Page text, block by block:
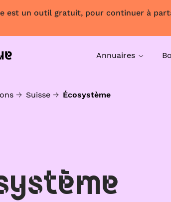
est un outil gratuit, pour continuer à
Annuaires
Suisse Écosystème